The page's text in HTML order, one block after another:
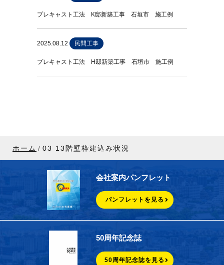
プレキャスト工法 K邸新築工事 石垣市 施工例
2025.08.12 民間工事
プレキャスト工法 H邸新築工事 石垣市 施工例
ホーム 03 13階壁枠建込み状況
会社案内パンフレット
パンフレットを見る
50周年記念誌
50周年記念誌を見る